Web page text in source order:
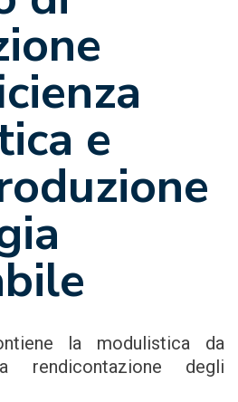
e
la modulistica da
degli